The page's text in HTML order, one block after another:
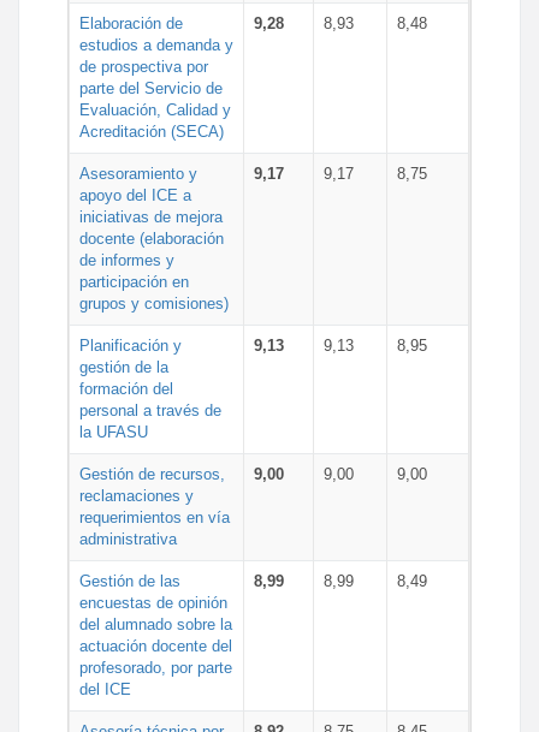
Elaboración de
estudios a demanda y
de prospectiva por
parte del Servicio de
Evaluación, Calidad y
Acreditación (SECA)
9,28 8,93 8,48
Asesoramiento y
apoyo del ICE a
iniciativas de mejora
docente (elaboración
de informes y
participación en
grupos y comisiones)
9,17 9,17 8,75
Planificación y
gestión de la
formación del
personal a través de
la UFASU
9,13 9,13 8,95
Gestión de recursos,
reclamaciones y
requerimientos en vía
administrativa
9,00 9,00 9,00
Gestión de las
encuestas de opinión
del alumnado sobre la
actuación docente del
profesorado, por parte
del ICE
8,99 8,99 8,49